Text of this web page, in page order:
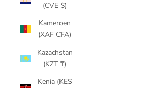
(CVE $)
Kameroen
(XAF CFA)
Kazachstan
(KZT ₸)
Kenia (KES